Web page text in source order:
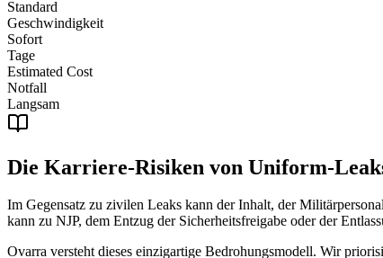
Standard
Geschwindigkeit
Sofort
Tage
Estimated Cost
Notfall
Langsam
Die Karriere-Risiken von Uniform-
Im Gegensatz zu zivilen Leaks kann der Inhalt, der
kann zu NJP, dem Entzug der Sicherheitsfreigabe oder der
Ovarra versteht dieses einzigartige Bedrohungsmodell. Wir